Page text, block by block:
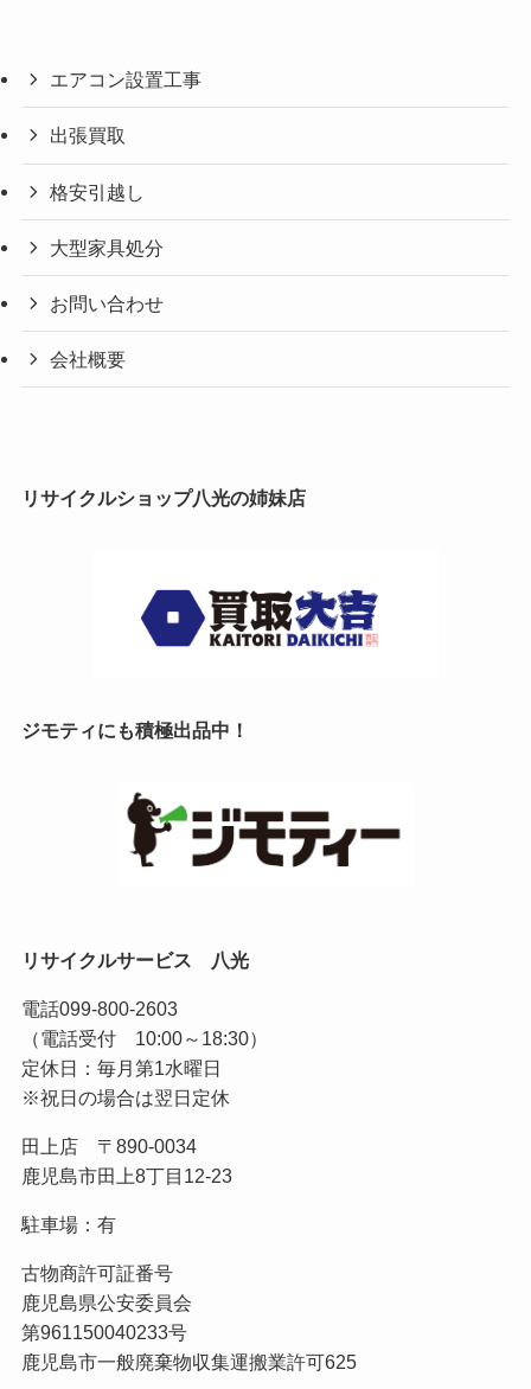
エアコン設置工事
出張買取
格安引越し
大型家具処分
お問い合わせ
会社概要
リサイクルショップ八光の姉妹店
ジモティにも積極出品中！
リサイクルサービス 八光
電話099-800-2603
（電話受付 10:00～18:30）
定休日：毎月第1水曜日
※祝日の場合は翌日定休
田上店 〒890-0034
鹿児島市田上8丁目12-23
駐車場：有
古物商許可証番号
鹿児島県公安委員会
第961150040233号
鹿児島市一般廃棄物収集運搬業許可625